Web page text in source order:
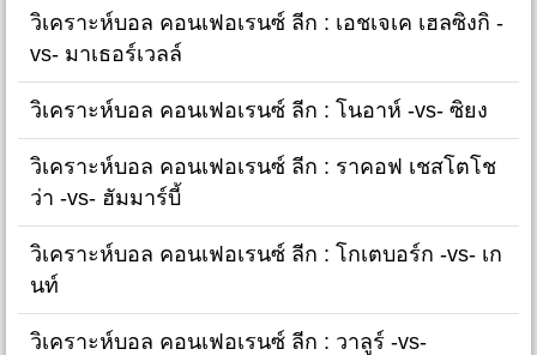
วิเคราะห์บอล คอนเฟอเรนซ์ ลีก : เอชเจเค เฮลซิงกิ -
vs- มาเธอร์เวลล์
วิเคราะห์บอล คอนเฟอเรนซ์ ลีก : โนอาห์ -vs- ซิยง
วิเคราะห์บอล คอนเฟอเรนซ์ ลีก : ราคอฟ เชสโตโช
ว่า -vs- ฮัมมาร์บี้
วิเคราะห์บอล คอนเฟอเรนซ์ ลีก : โกเตบอร์ก -vs- เก
นท์
วิเคราะห์บอล คอนเฟอเรนซ์ ลีก : วาลูร์ -vs-